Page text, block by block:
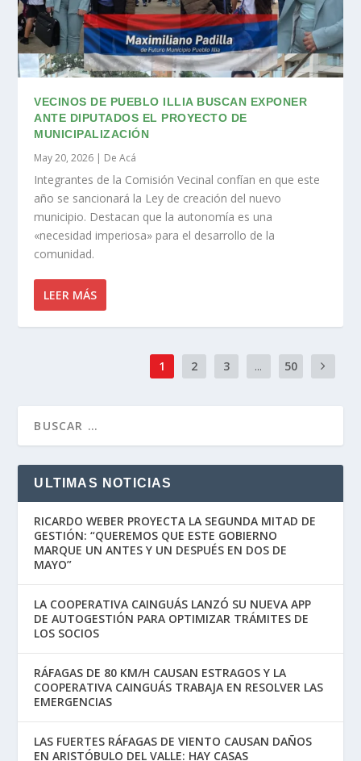
VECINOS DE PUEBLO ILLIA BUSCAN EXPONER
ANTE DIPUTADOS EL PROYECTO DE
MUNICIPALIZACIÓN
May 20, 2026 | De Acá
Integrantes de la Comisión Vecinal confían en que este
año se sancionará la Ley de creación del nuevo
municipio. Destacan que la autonomía es una
«necesidad imperiosa» para el desarrollo de la
comunidad.
LEER MÁS
1 2 3 ... 50
ULTIMAS NOTICIAS
RICARDO WEBER PROYECTA LA SEGUNDA MITAD DE
GESTIÓN: “QUEREMOS QUE ESTE GOBIERNO
MARQUE UN ANTES Y UN DESPUÉS EN DOS DE
MAYO”
LA COOPERATIVA CAINGUÁS LANZÓ SU NUEVA APP
DE AUTOGESTIÓN PARA OPTIMIZAR TRÁMITES DE
LOS SOCIOS
RÁFAGAS DE 80 KM/H CAUSAN ESTRAGOS Y LA
COOPERATIVA CAINGUÁS TRABAJA EN RESOLVER LAS
EMERGENCIAS
LAS FUERTES RÁFAGAS DE VIENTO CAUSAN DAÑOS
EN ARISTÓBULO DEL VALLE: HAY CASAS